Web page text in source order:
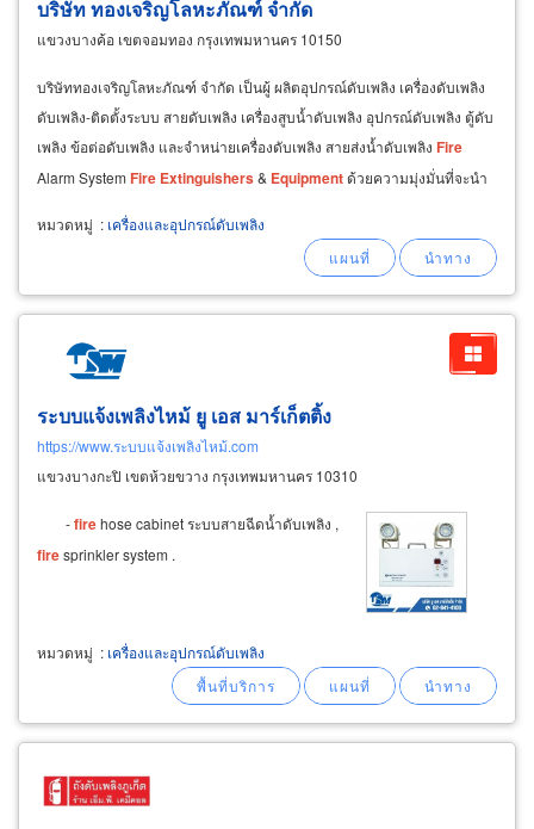
บริษัท ทองเจริญโลหะภัณฑ์ จำกัด
แขวงบางค้อ เขตจอมทอง กรุงเทพมหานคร 10150
บริษัททองเจริญโลหะภัณฑ์ จำกัด เป็นผู้ ผลิตอุปกรณ์ดับเพลิง เครื่องดับเพลิง
ดับเพลิง-ติดตั้งระบบ สายดับเพลิง เครื่องสูบน้ำดับเพลิง อุปกรณ์ดับเพลิง ตู้ดับ
เพลิง ข้อต่อดับเพลิง และจำหน่ายเครื่องดับเพลิง สายส่งน้ำดับเพลิง Fire
Alarm System Fire Extinguishers& Equipmentด้วยความมุ่งมั่นที่จะนำ
หมวดหมู่ : เครื่องและอุปกรณ์ดับเพลิง
ระบบแจ้งเพลิงไหม้ ยู เอส มาร์เก็ตติ้ง
https://www.ระบบแจ้งเพลิงไหม้.com
แขวงบางกะปิ เขตห้วยขวาง กรุงเทพมหานคร 10310
-firehose cabinet ระบบสายฉีดน้ำดับเพลิง ,
firesprinkler system .
หมวดหมู่ : เครื่องและอุปกรณ์ดับเพลิง